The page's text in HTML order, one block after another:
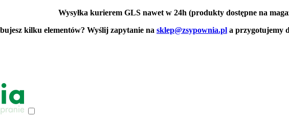
Wysyłka kurierem GLS nawet w 24h (produkty dostępne na
kilku elementów? Wyślij zapytanie na sklep@zsypownia.pl a przygotujemy